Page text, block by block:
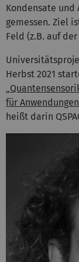
Kondensate und
gemessen. Ziel
Feld (z.B. auf der
Herbst 2021
für
heißt darin